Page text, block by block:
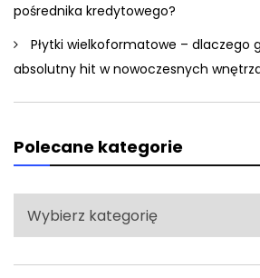
pośrednika kredytowego?
Płytki wielkoformatowe – dlaczego
absolutny hit w nowoczesnych
Polecane kategorie
Polecane
kategorie